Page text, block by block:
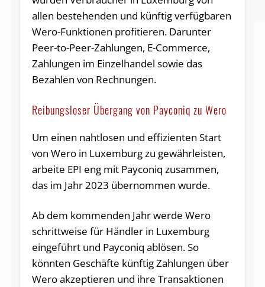
allen bestehenden und künftig verfügbaren
Wero-Funktionen profitieren. Darunter
Peer-to-Peer-Zahlungen, E-Commerce,
Zahlungen im Einzelhandel sowie das
Bezahlen von Rechnungen.
Reibungsloser Übergang von Payconiq zu Wero
Um einen nahtlosen und effizienten Start
von Wero in Luxemburg zu gewährleisten,
arbeite EPI eng mit Payconiq zusammen,
das im Jahr 2023 übernommen wurde.
Ab dem kommenden Jahr werde Wero
schrittweise für Händler in Luxemburg
eingeführt und Payconiq ablösen. So
könnten Geschäfte künftig Zahlungen über
Wero akzeptieren und ihre Transaktionen